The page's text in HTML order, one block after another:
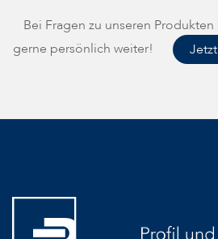
Bei Fragen zu unseren
gerne persönlich weiter!